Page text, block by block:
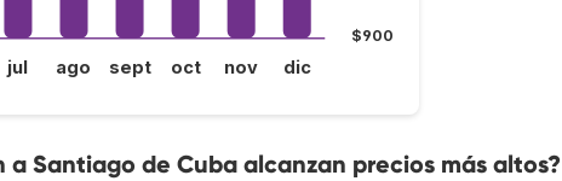
$900
jul ago sept oct nov dic
a Santiago de Cuba alcanzan precios más altos?